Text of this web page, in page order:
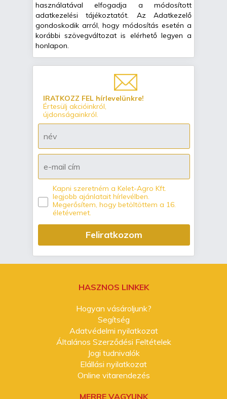
használatával elfogadja a módosított
adatkezelési tájékoztatót. Az Adatkezelő
gondoskodik arról, hogy módosítás esetén a
korábbi szövegváltozat is elérhető legyen a
honlapon.
IRATKOZZ FEL hírlevelünkre!
Értesülj akcióinkról,
újdonságainkról.
Kapni szeretném a Kelet-Agro Kft.
legjobb ajánlatait hírlevélben.
Megerősítem, hogy betöltöttem a 16.
életévemet.
Feliratkozom
HASZNOS LINKEK
Hogyan vásároljunk?
Segítség
Adatvédelmi nyilatkozat
Általános Szerződési Feltételek
Jogi tudnivalók
Elállási nyilatkozat
Online vitarendezés
MERRE VAGYUNK